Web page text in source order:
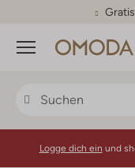
30
Menü
Logge dich ein und